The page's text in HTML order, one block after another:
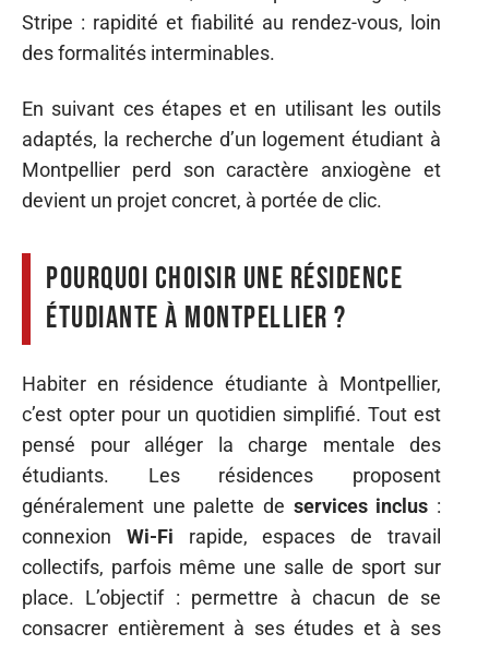
Stripe : rapidité et fiabilité au rendez-vous, loin
des formalités interminables.
En suivant ces étapes et en utilisant les outils
adaptés, la recherche d’un logement étudiant à
Montpellier perd son caractère anxiogène et
devient un projet concret, à portée de clic.
Pourquoi choisir une résidence
étudiante à Montpellier ?
Habiter en résidence étudiante à Montpellier,
c’est opter pour un quotidien simplifié. Tout est
pensé pour alléger la charge mentale des
étudiants. Les résidences proposent
généralement une palette de services inclus :
connexion Wi-Fi rapide, espaces de travail
collectifs, parfois même une salle de sport sur
place. L’objectif : permettre à chacun de se
consacrer entièrement à ses études et à ses